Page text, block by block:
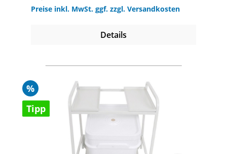
Bodenblech.Hierdurch ist es möglich das
lassen in einen Abfluß etc. Masse (Höhe x
Preise inkl. MwSt. ggf. zzgl. Versandkosten
Details
Rabatt
%
Tipp